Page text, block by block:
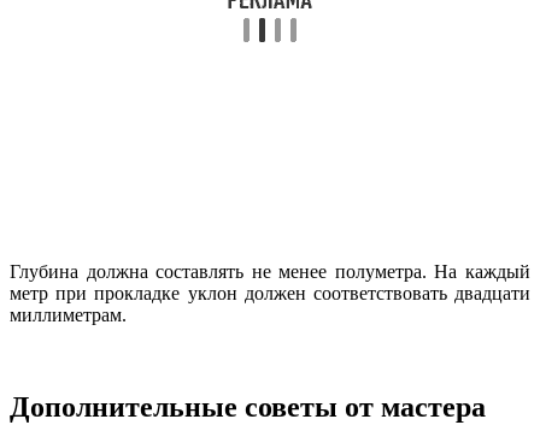
Глубина должна составлять не менее полуметра. На каждый
метр при прокладке уклон должен соответствовать двадцати
миллиметрам.
Дополнительные советы от мастера